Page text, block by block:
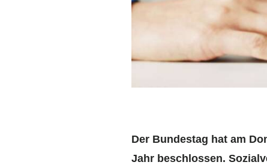
Der Bundestag hat am
Jahr beschlossen.